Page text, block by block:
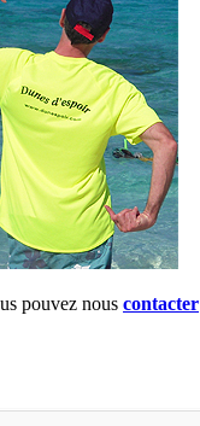
pouvez nous contacter